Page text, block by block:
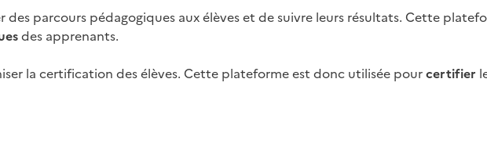
des parcours pédagogiques aux élèves et de suivre leurs résultats. Cette
des apprenants.
la certification des élèves. Cette plateforme est donc utilisée pourcertifier